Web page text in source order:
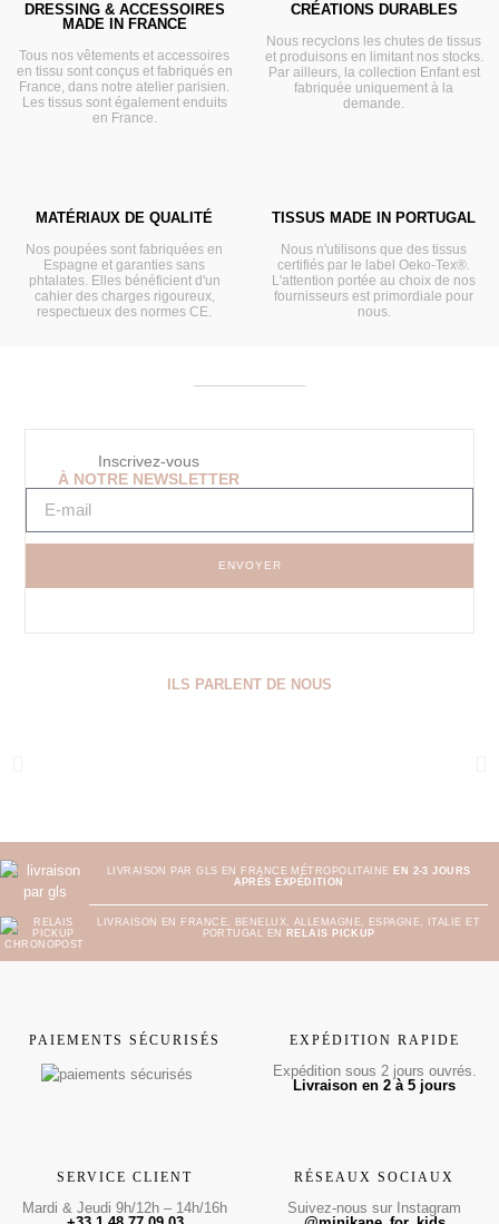
DRESSING & ACCESSOIRES
MADE IN FRANCE
Tous nos vêtements et accessoires
en tissu sont conçus et fabriqués en
France, dans notre atelier parisien.
Les tissus sont également enduits
en France.
CRÉATIONS DURABLES
Nous recyclons les chutes de tissus
et produisons en limitant nos stocks.
Par ailleurs, la collection Enfant est
fabriquée uniquement à la
demande.
MATÉRIAUX DE QUALITÉ
Nos poupées sont fabriquées en
Espagne et garanties sans
phtalates. Elles bénéficient d'un
cahier des charges rigoureux,
respectueux des normes CE.
TISSUS MADE IN PORTUGAL
Nous n'utilisons que des tissus
certifiés par le label Oeko-Tex®.
L'attention portée au choix de nos
fournisseurs est primordiale pour
nous.
Inscrivez-vous
À NOTRE NEWSLETTER
ENVOYER
ILS PARLENT DE NOUS
LIVRAISON PAR GLS EN FRANCE MÉTROPOLITAINE EN 2-3 JOURS
APRÈS EXPÉDITION
LIVRAISON EN FRANCE, BENELUX, ALLEMAGNE, ESPAGNE, ITALIE ET
PORTUGAL EN
RELAIS PICKUP
PAIEMENTS SÉCURISÉS EXPÉDITION RAPIDE
Expédition sous 2 jours ouvrés.
Livraison en 2 à 5 jours
SERVICE CLIENT
Mardi & Jeudi 9h/12h – 14h/16h
RÉSEAUX SOCIAUX
Suivez-nous sur Instagram